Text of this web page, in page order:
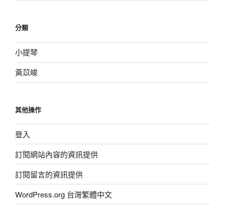
分類
小提琴
黃苡峻
其他操作
登入
訂閱網站內容的資訊提供
訂閱留言的資訊提供
WordPress.org 台灣繁體中文